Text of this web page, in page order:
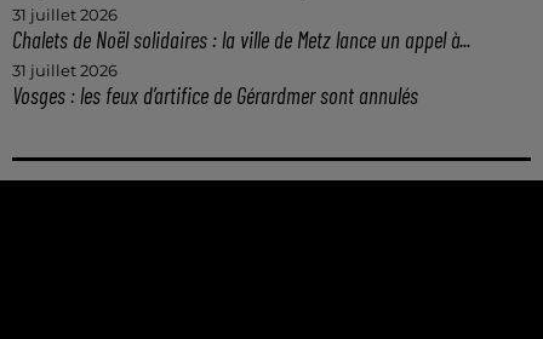
31 juillet 2026
Chalets de Noël solidaires : la ville de Metz lance un appel à...
31 juillet 2026
Vosges : les feux d’artifice de Gérardmer sont annulés